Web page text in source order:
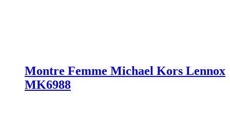
Montre Femme Michael Kors Lennox
MK6988